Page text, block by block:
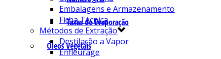
Taxas de Evaporação
Óleos Vegetais
Embalagens e Armazenamento
Ficha Técnica
Métodos de Extração
Destilação a Vapor
Enfleurage